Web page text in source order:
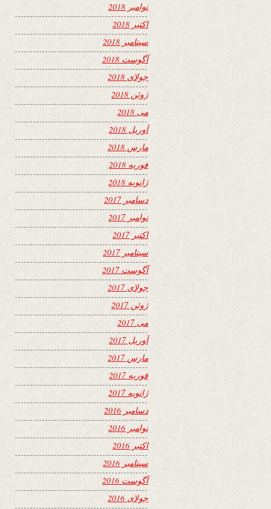
نوامبر 2018
اکتبر 2018
سپتامبر 2018
آگوست 2018
جولای 2018
ژوئن 2018
می 2018
آوریل 2018
مارس 2018
فوریه 2018
ژانویه 2018
دسامبر 2017
نوامبر 2017
اکتبر 2017
سپتامبر 2017
آگوست 2017
جولای 2017
ژوئن 2017
می 2017
آوریل 2017
مارس 2017
فوریه 2017
ژانویه 2017
دسامبر 2016
نوامبر 2016
اکتبر 2016
سپتامبر 2016
آگوست 2016
جولای 2016